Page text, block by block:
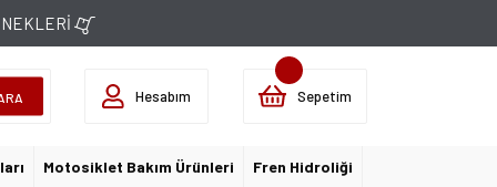
Hesabım Sepetim
Motosiklet Bakım Ürünleri Fren Hidroliği